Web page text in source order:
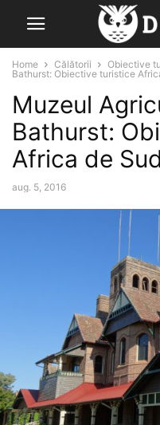
Home Călătorii Obiective
Bathurst: Obiective turistice
Muzeul
Bathurst:
Africa de
aug. 5, 2016